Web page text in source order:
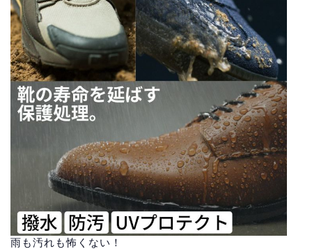
雨も汚れも怖くない！